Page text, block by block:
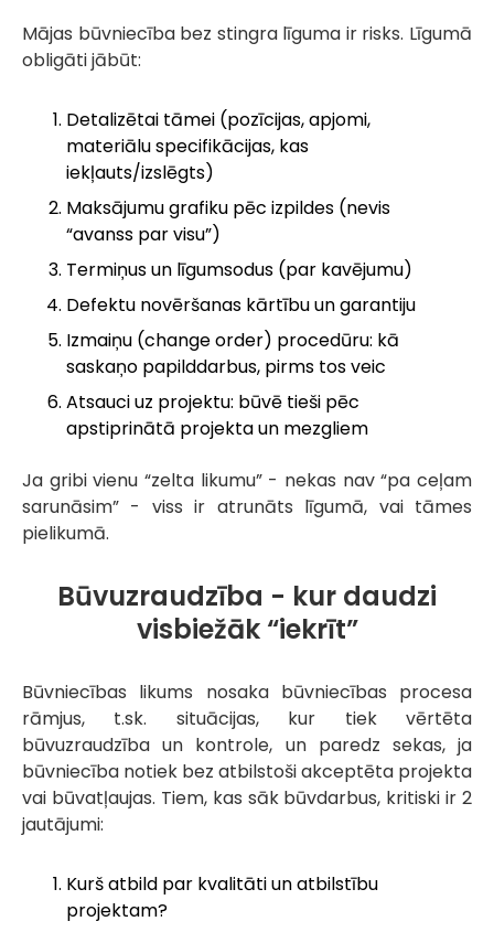
Mājas būvniecība bez stingra līguma ir risks. Līgumā
obligāti jābūt:
Detalizētai tāmei (pozīcijas, apjomi,
materiālu specifikācijas, kas
iekļauts/izslēgts)
Maksājumu grafiku pēc izpildes (nevis
“avanss par visu”)
Termiņus un līgumsodus (par kavējumu)
Defektu novēršanas kārtību un garantiju
Izmaiņu (change order) procedūru: kā
saskaņo papilddarbus, pirms tos veic
Atsauci uz projektu: būvē tieši pēc
apstiprinātā projekta un mezgliem
Ja gribi vienu “zelta likumu” - nekas nav “pa ceļam
sarunāsim” - viss ir atrunāts līgumā, vai tāmes
pielikumā.
Būvuzraudzība - kur daudzi
visbiežāk “iekrīt”
Būvniecības likums nosaka būvniecības procesa
rāmjus, t.sk. situācijas, kur tiek vērtēta
būvuzraudzība un kontrole, un paredz sekas, ja
būvniecība notiek bez atbilstoši akceptēta projekta
vai būvatļaujas. Tiem, kas sāk būvdarbus, kritiski ir 2
jautājumi:
Kurš atbild par kvalitāti un atbilstību
projektam?